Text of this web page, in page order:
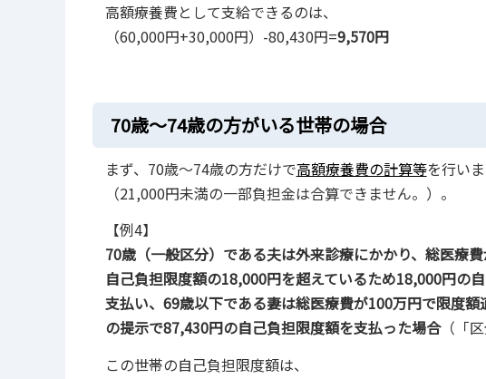
高額療養費として支給できるのは、
（60,000円+30,000円）-80,430円=9,570円
70歳～74歳の方がいる世帯の場合
まず、70歳～74歳の方だけで高額療養費の計算等を行い
（21,000円未満の一部負担金は合算できません。）。
【例4】
70歳（一般区分）である夫は外来診療にかかり、総医療
自己負担限度額の18,000円を超えているため18,000円の
支払い、69歳以下である妻は総医療費が100万円で限度
の提示で87,430円の自己負担限度額を支払った場合（「区
この世帯の自己負担限度額は、